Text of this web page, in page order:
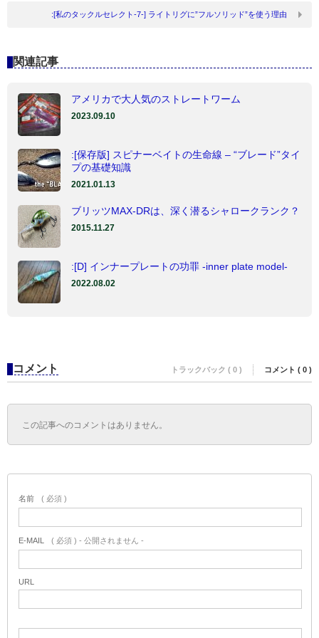
:[私のタックルセレクト-7-] ライトリグに”フルソリッド”を使う理由
関連記事
アメリカで大人気のストレートワーム
2023.09.10
:[保存版] スピナーベイトの生命線 – “ブレード”タイ
プの基礎知識
2021.01.13
ブリッツMAX-DRは、深く潜るシャロークランク？
2015.11.27
:[D] インナープレートの功罪 -inner plate model-
2022.08.02
コメント トラックバック ( 0 ) コメント ( 0 )
この記事へのコメントはありません。
名前 ( 必須 )
E-MAIL ( 必須 ) - 公開されません -
URL